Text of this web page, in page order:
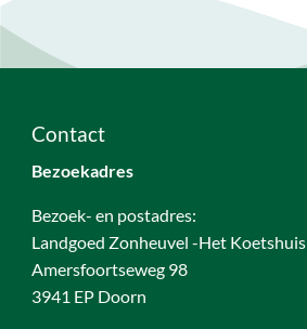
Contact
Bezoekadres
Bezoek- en postadres:
Landgoed Zonheuvel -Het Koetshuis
Amersfoortseweg 98
3941 EP Doorn